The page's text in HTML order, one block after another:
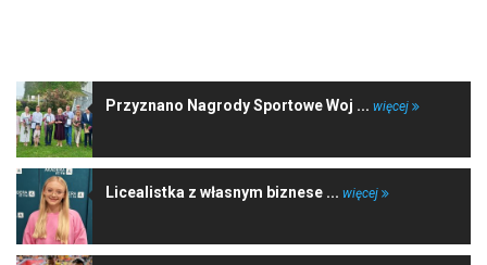
Przyznano Nagrody Sportowe Woj ... więcej
Licealistka z własnym biznese ... więcej